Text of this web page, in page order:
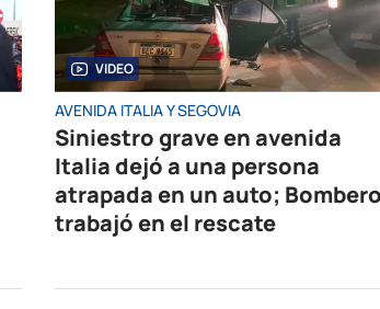
VIDEO
AVENIDA ITALIA Y SEGOVIA
Siniestro grave en avenida
Italia dejó a una persona
atrapada en un auto;
trabajó en el rescate